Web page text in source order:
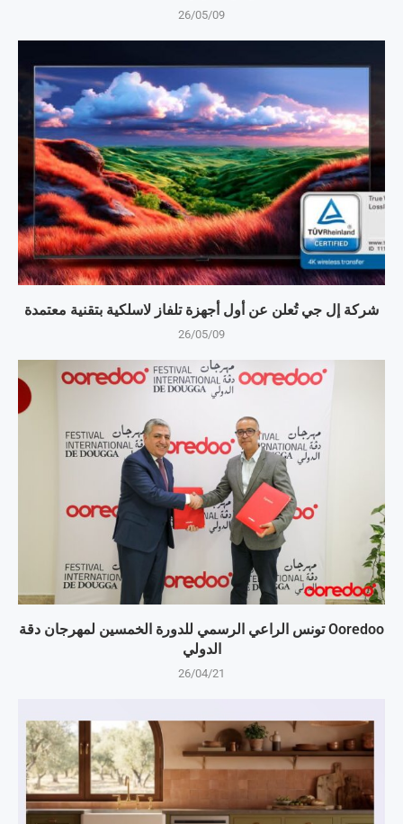
26/05/09
شركة إل جي تُعلن عن أول أجهزة تلفاز لاسلكية بتقنية معتمدة
26/05/09
Ooredoo تونس الراعي الرسمي للدورة الخمسين لمهرجان دقة
الدولي
26/04/21